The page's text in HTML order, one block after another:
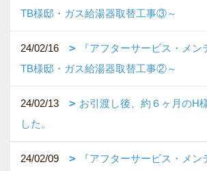
TB様邸・ガス給湯器取替工事③～
24/02/16
『アフターサービス・メン
TB様邸・ガス給湯器取替工事②～
24/02/13
お引渡し後、約６ヶ月のH
した。
24/02/09
『アフターサービス・メン